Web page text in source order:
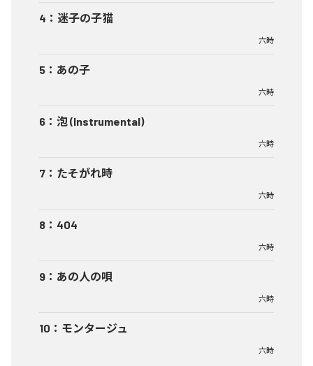
4 ： 迷子の子猫
六時
5 ： あの子
六時
6 ： 泡 (Instrumental)
六時
7 ： たそがれ時
六時
8 ： 404
六時
9 ： あの人の唄
六時
10 ： モンタージュ
六時